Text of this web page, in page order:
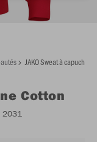
JAKO Sweat à capuche
Cotton
2031